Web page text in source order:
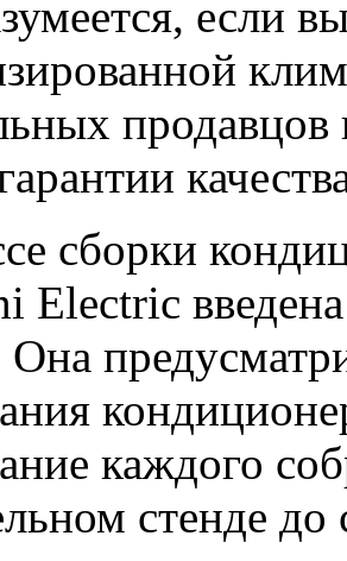
если
сборки
Electric
Она
каждого
стенде до